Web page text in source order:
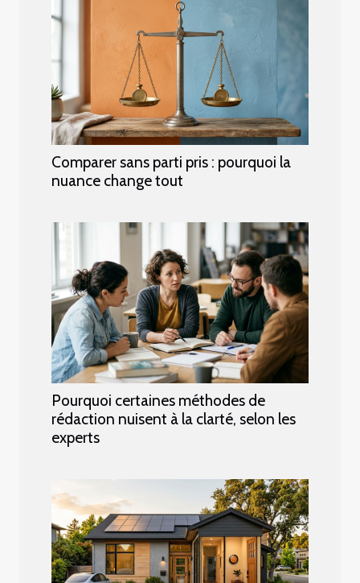
Comparer sans parti pris : pourquoi la
nuance change tout
Pourquoi certaines méthodes de
rédaction nuisent à la clarté, selon les
experts